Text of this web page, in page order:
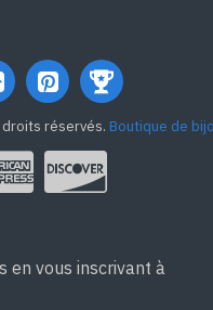
droits réservés. Boutique de
en vous inscrivant à